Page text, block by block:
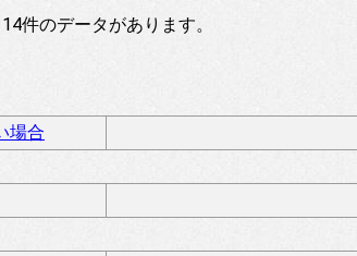
14件のデータがあります。
場合